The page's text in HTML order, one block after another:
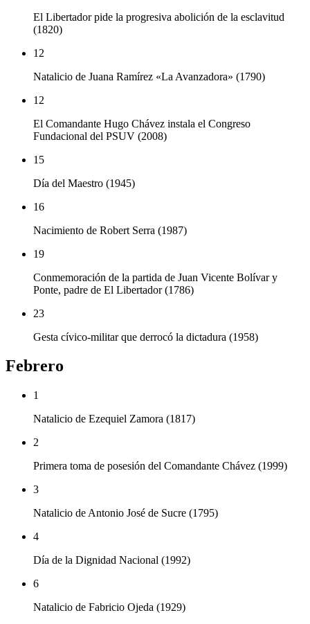
El Libertador pide la progresiva abolición de la esclavitud
(1820)
12
Natalicio de Juana Ramírez «La Avanzadora» (1790)
12
El Comandante Hugo Chávez instala el Congreso
Fundacional del PSUV (2008)
15
Día del Maestro (1945)
16
Nacimiento de Robert Serra (1987)
19
Conmemoración de la partida de Juan Vicente Bolívar y
Ponte, padre de El Libertador (1786)
23
Gesta cívico-militar que derrocó la dictadura (1958)
Febrero
1
Natalicio de Ezequiel Zamora (1817)
2
Primera toma de posesión del Comandante Chávez (1999)
3
Natalicio de Antonio José de Sucre (1795)
4
Día de la Dignidad Nacional (1992)
6
Natalicio de Fabricio Ojeda (1929)